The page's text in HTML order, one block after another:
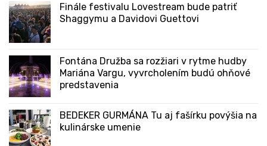
Finále festivalu Lovestream bude patriť
Shaggymu a Davidovi Guettovi
Fontána Družba sa rozžiari v rytme hudby
Mariána Vargu, vyvrcholením budú ohňové
predstavenia
BEDEKER GURMÁNA Tu aj fašírku povýšia na
kulinárske umenie